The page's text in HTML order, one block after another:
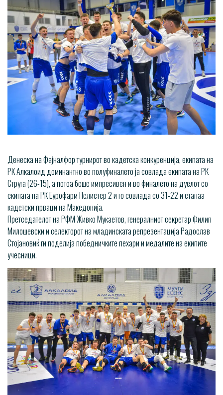
Денеска на Фајналфор турнирот во кадетска конкуренција, екипата на
РК Алкалоид доминантно во полуфиналето ја совлада екипата на РК
Струга (26-15), а потоа беше импресивен и во финалето на дуелот со
екипата на РК Еурофарм Пелистер 2 и го совлада со 31-22 и станаа
кадетски прваци на Македонија.
Претседателот на РФМ Живко Мукаетов, генералниот секретар Филип
Милошевски и селекторот на младинската репрезентација Радослав
Стојановиќ ги поделија победничките пехари и медалите на екипите
учесници.